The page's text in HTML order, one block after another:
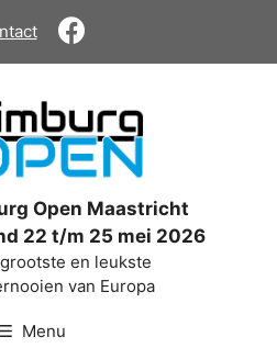
Open Maastricht
22 t/m 25 mei 2026
en leukste
van Europa
Menu